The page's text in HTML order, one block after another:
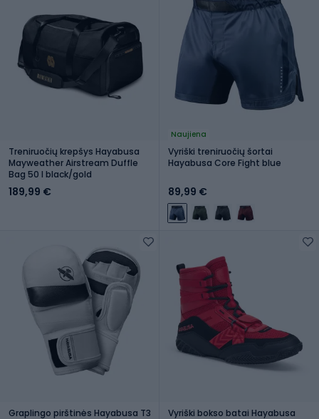
Treniruočių krepšys Hayabusa
Mayweather Airstream Duffle
Bag 50 l black/gold
189,99 €
Naujiena
Vyriški treniruočių šortai
Hayabusa Core Fight blue
89,99 €
Graplingo pirštinės Hayabusa T3
Vyriški bokso batai Hayabusa